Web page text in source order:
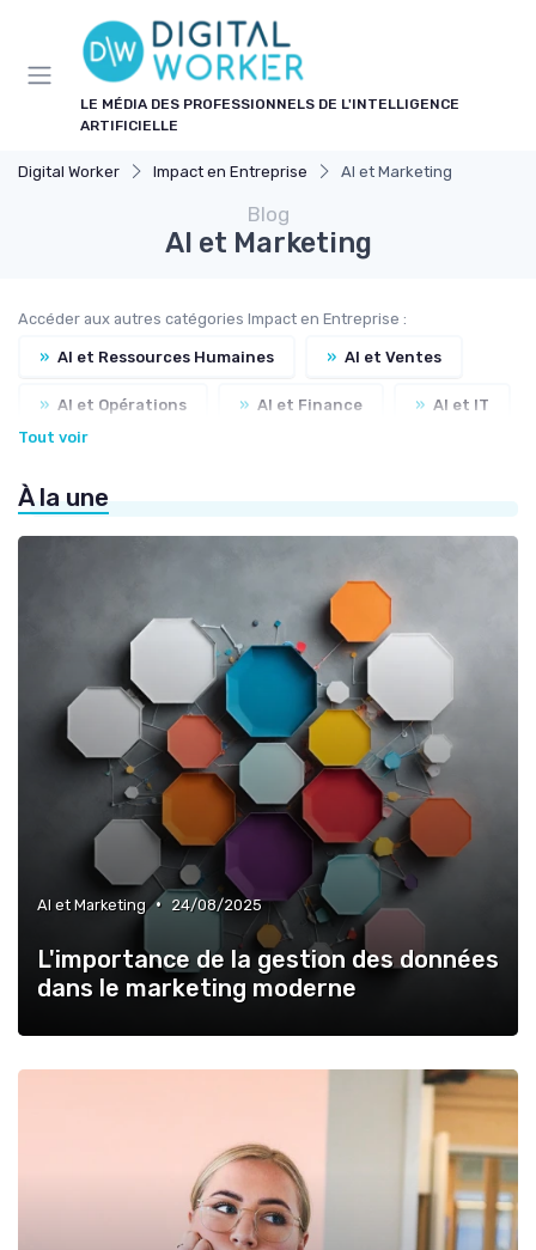
LE MÉDIA DES PROFESSIONNELS DE L'INTELLIGENCE
ARTIFICIELLE
Digital Worker Impact en Entreprise AI et Marketing
Blog
AI et Marketing
Accéder aux autres catégories Impact en Entreprise :
» AI et Ressources Humaines » AI et Ventes
» AI et Opérations » AI et Finance » AI et IT
Tout voir
À la une
AI et Marketing • 24/08/2025
L'importance de la gestion des données
dans le marketing moderne